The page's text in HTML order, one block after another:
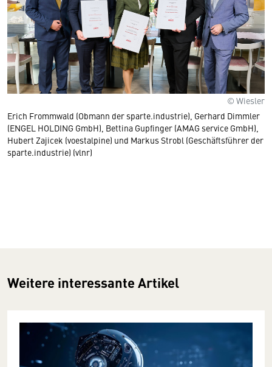
© Wiesler
Erich Frommwald (Obmann der sparte.industrie), Gerhard Dimmler
(ENGEL HOLDING GmbH), Bettina Gupfinger (AMAG service GmbH),
Hubert Zajicek (voestalpine) und Markus Strobl (Geschäftsführer der
sparte.industrie) (vlnr)
Weitere interessante Artikel